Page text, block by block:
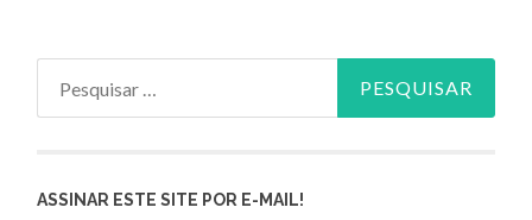
ASSINAR ESTE SITE POR E-MAIL!